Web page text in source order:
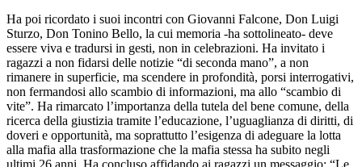
Ha poi ricordato i suoi incontri con Giovanni Falcone, Don Luigi
Sturzo, Don Tonino Bello, la cui memoria -ha sottolineato- deve
essere viva e tradursi in gesti, non in celebrazioni. Ha invitato i
ragazzi a non fidarsi delle notizie “di seconda mano”, a non
rimanere in superficie, ma scendere in profondità, porsi interrogativi,
non fermandosi allo scambio di informazioni, ma allo “scambio di
vite”. Ha rimarcato l’importanza della tutela del bene comune, della
ricerca della giustizia tramite l’educazione, l’uguaglianza di diritti, di
doveri e opportunità, ma soprattutto l’esigenza di adeguare la lotta
alla mafia alla trasformazione che la mafia stessa ha subito negli